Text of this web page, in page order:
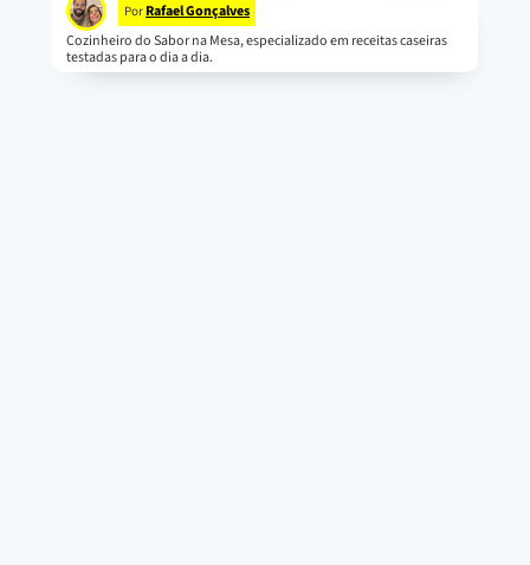
Por Rafael Gonçalves
Cozinheiro do Sabor na Mesa, especializado em receitas caseiras
testadas para o dia a dia.